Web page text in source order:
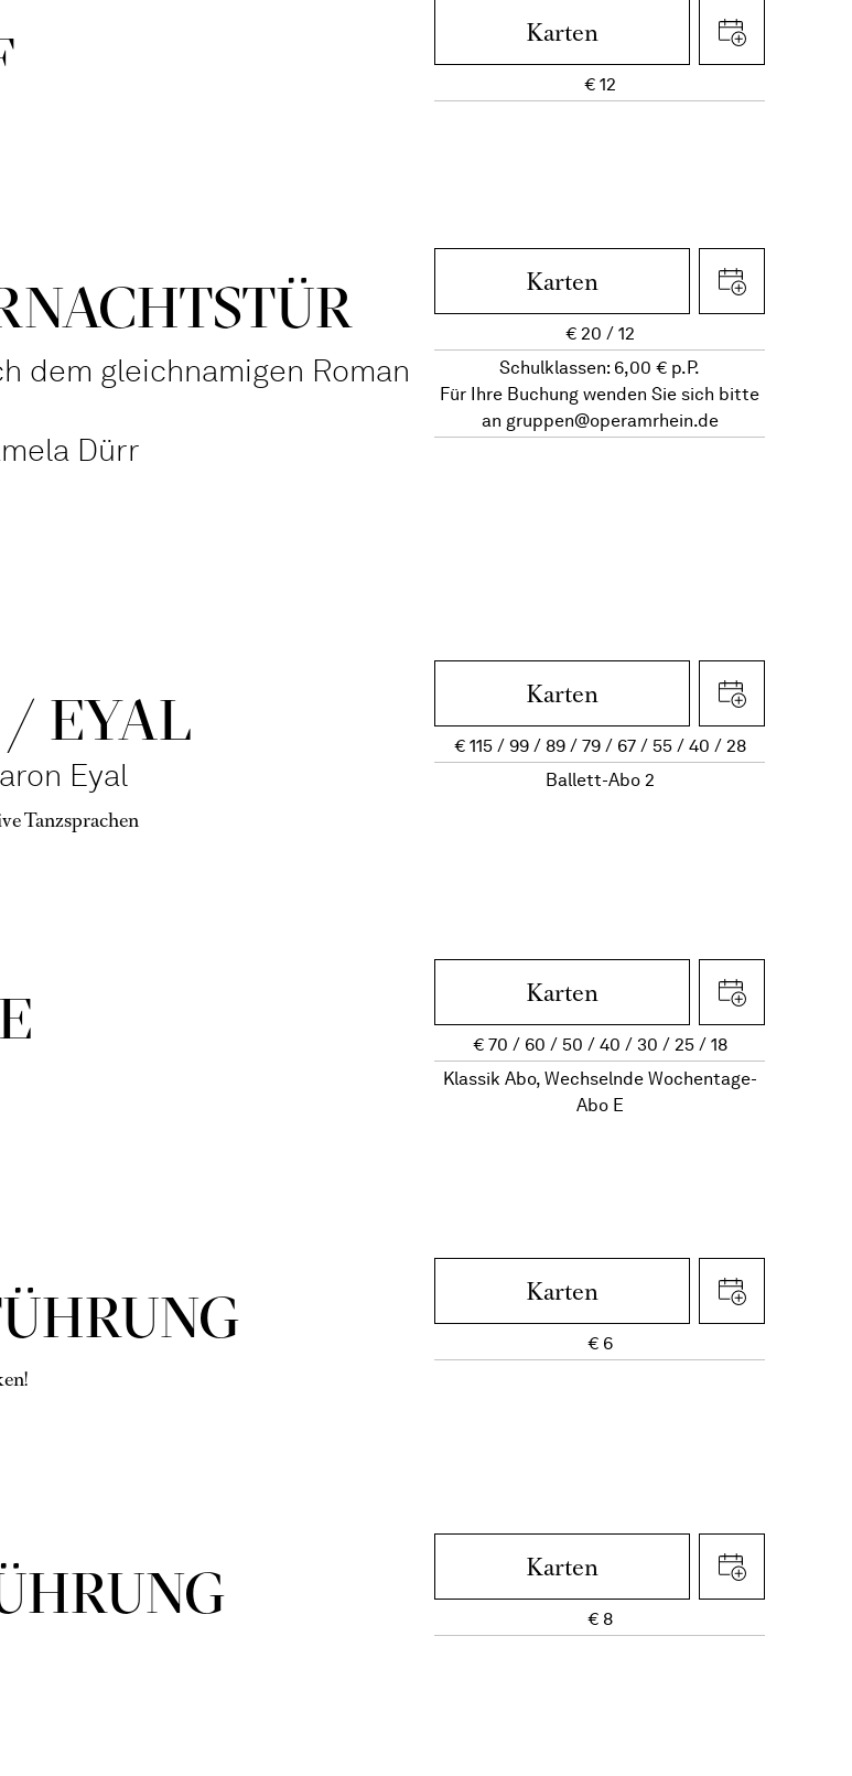
Karten
€ 12
dem gleichnamigen Roman
Dürr
Karten
€ 20
12
Schulklassen: 6,00 € p.P.
Für Ihre Buchung wenden Sie sich bitte
an gruppen@operamrhein.de
/ EYAL
Eyal
Tanzsprachen
Karten
€ 115 99 89 79 67 55 40
28
Ballett-Abo 2
Karten
€ 70 60 50 40 30 25
18
Klassik Abo, Wechselnde Wochentage-
Abo E
Karten
€ 6
Karten
€ 8